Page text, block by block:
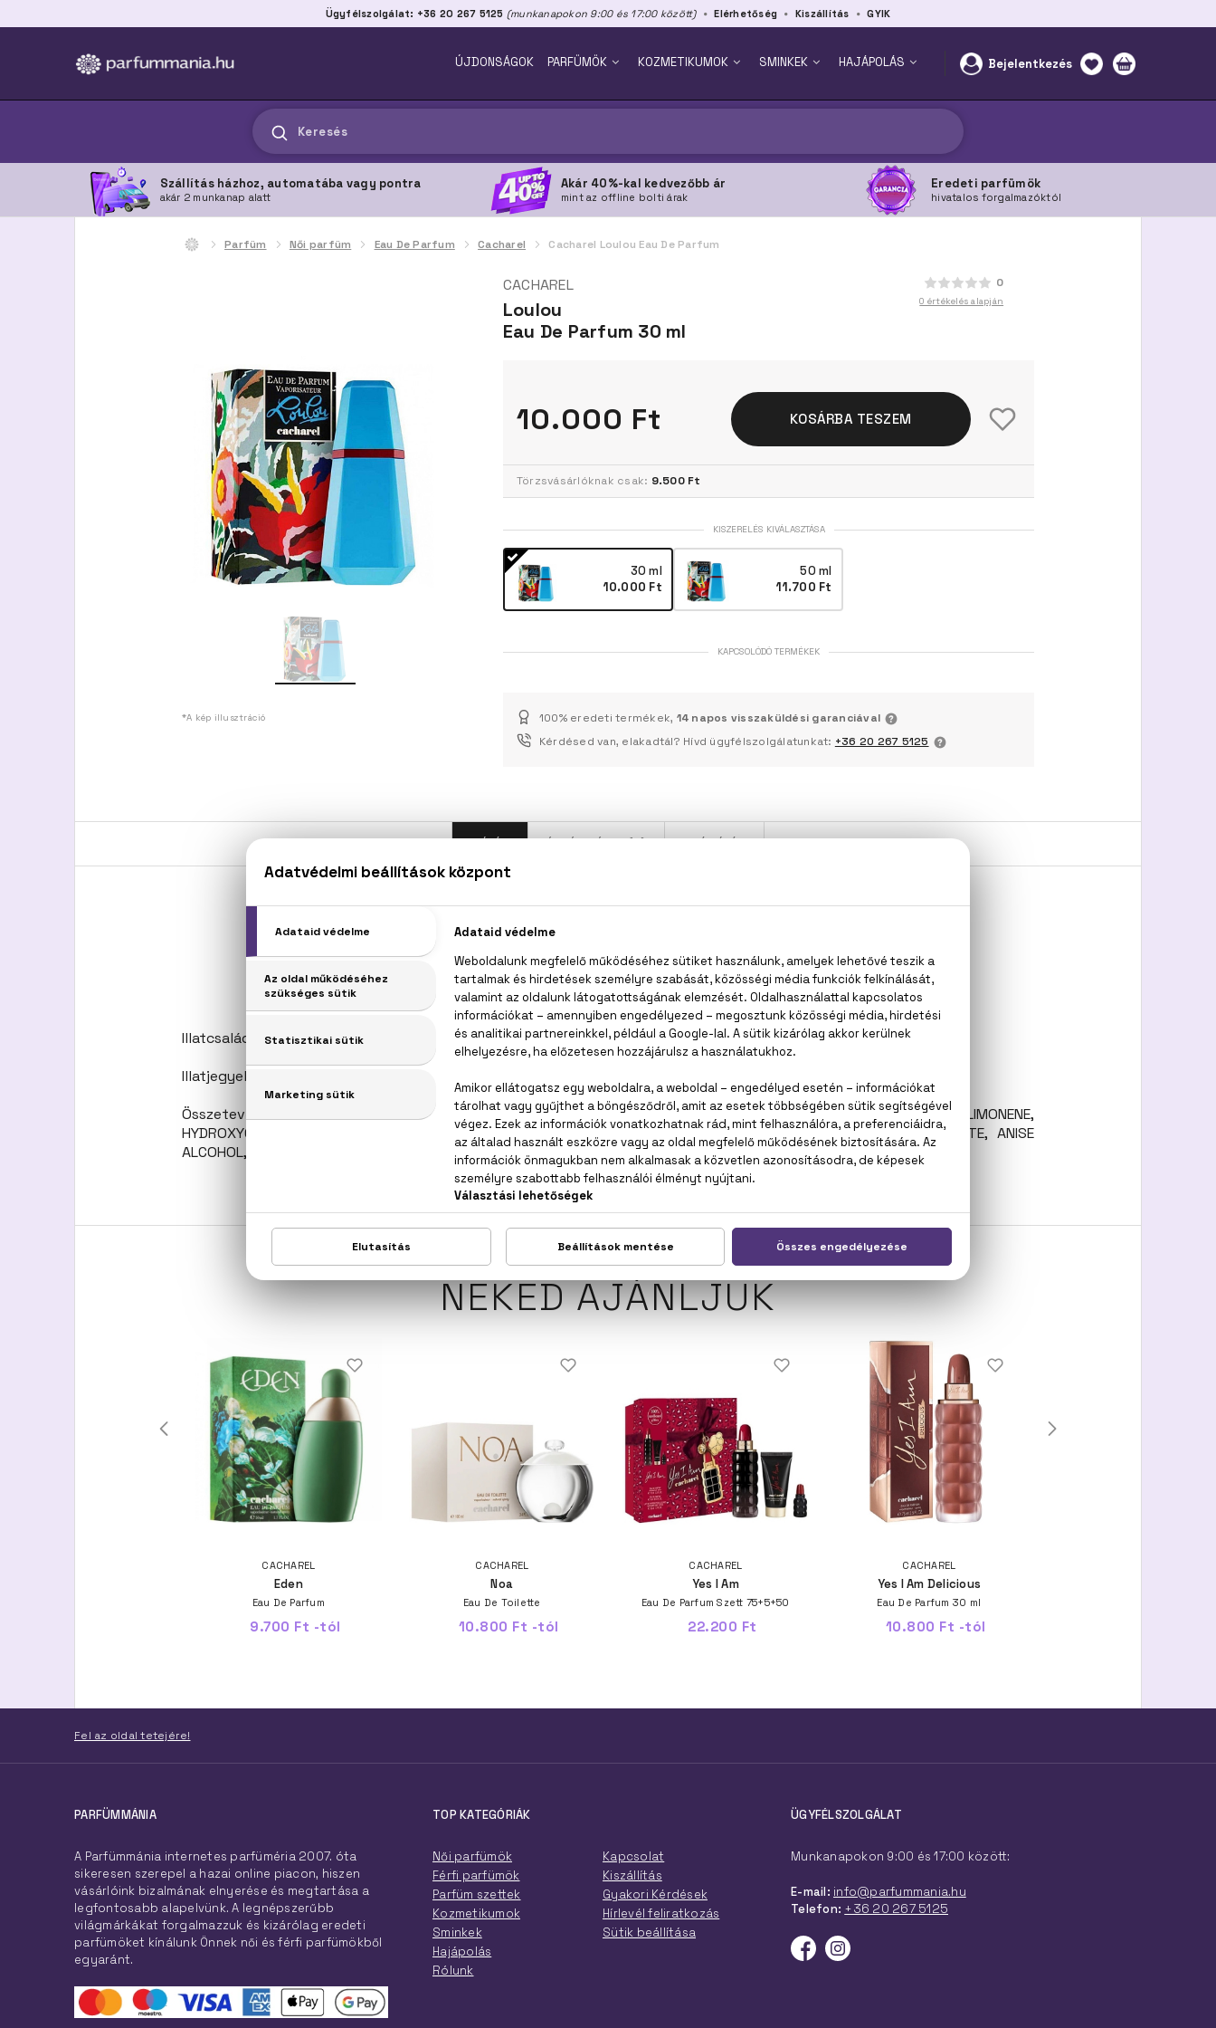
Ügyfélszolgálat: +36 20 267 5125 (munkanapokon 9:00 és 17:00 között) Elérhetőség Kiszállítás GYIK
ÚJDONSÁGOK PARFÜMÖK KOZMETIKUMOK SMINKEK HAJÁPOLÁS Bejelentkezés
Keresés
Szállítás házhoz, automatába vagy pontra
akár 2 munkanap alatt
Akár 40%-kal kedvezőbb ár
mint az offline bolti árak
Eredeti parfümök
hivatalos forgalmazóktól
Parfüm Női parfüm Eau De Parfum Cacharel Cacharel Loulou Eau De Parfum
*A kép illusztráció
0
0 értékelés alapján
CACHAREL
Loulou
Eau De Parfum 30 ml
10.000 Ft KOSÁRBA TESZEM
Törzsvásárlóknak csak: 9.500 Ft
KISZERELÉS KIVÁLASZTÁSA
30 ml
10.000 Ft
50 ml
11.700 Ft
KAPCSOLÓDÓ TERMÉKEK
100% eredeti termékek, 14 napos visszaküldési garanciával
Kérdésed van, elakadtál? Hívd ügyfélszolgálatunkat: +36 20 267 5125
LEÍRÁS ÉRTÉKELÉSEK (0) SZÁLLÍTÁS
Cacharel Loulou Eau De Parfum
Illatcsalád: Orientális-virágos
Illatjegyek: Bergamott, tubarózsa, cédrus, tonkabab
Összetevők: ALCOHOL, PARFUM / FRAGRANCE, AQUA / WATER, COUMARIN, ALPHA-ISOMETHYL IONONE, LINALOOL, LIMONENE,
HYDROXYCITRONELLAL, HEXYL CINNAMAL, BENZYL ALCOHOL, BENZYL BENZOATE, CITRONELLOL, BENZYL SALICYLATE, ANISE
ALCOHOL, GERANIOL, BHT, CINNAMYL ALCOHOL, CITRAL, FARNESOL, ISOEUGENOL, EUGENOL (F.I.L. B164339/2).
NEKED AJÁNLJUK
CACHAREL
Eden
Eau De Parfum
9.700 Ft -tól
CACHAREL
Noa
Eau De Toilette
10.800 Ft -tól
CACHAREL
Yes I Am
Eau De Parfum Szett 75+5+50
22.200 Ft
CACHAREL
Yes I Am Delicious
Eau De Parfum 30 ml
10.800 Ft -tól
Fel az oldal tetejére!
PARFÜMMÁNIA
A Parfümmánia internetes parfüméria 2007. óta
sikeresen szerepel a hazai online piacon, hiszen
vásárlóink bizalmának elnyerése és megtartása a
legfontosabb alapelvünk. A legnépszerűbb
világmárkákat forgalmazzuk és kizárólag eredeti
parfümöket kínálunk Önnek női és férfi parfümökből
egyaránt.
TOP KATEGÓRIÁK
Női parfümök
Férfi parfümök
Parfüm szettek
Kozmetikumok
Sminkek
Hajápolás
Rólunk
Kapcsolat
Kiszállítás
Gyakori Kérdések
Hírlevél feliratkozás
Sütik beállítása
ÜGYFÉLSZOLGÁLAT
Munkanapokon 9:00 és 17:00 között:
E-mail: info@parfummania.hu
Telefon: +36 20 267 5125